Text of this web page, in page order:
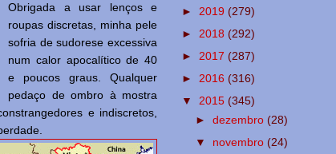
Obrigada a usar lenços e
roupas discretas, minha pele
sofria de sudorese excessiva
num calor apocalítico de 40
e poucos graus. Qualquer
pedaço de ombro à mostra
e indiscretos,
► 2019 (279)
► 2018 (292)
► 2017 (287)
► 2016 (316)
▼ 2015 (345)
► dezembro (28)
▼ novembro (24)